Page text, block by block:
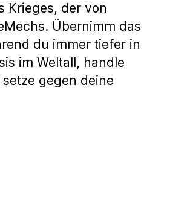
Krieges, der von
Übernimm das
du immer tiefer in
im Weltall, handle
gegen deine